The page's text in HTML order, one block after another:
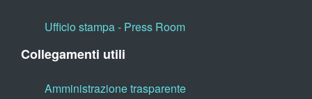
Ufficio stampa - Press Room
Collegamenti utili
Amministrazione trasparente